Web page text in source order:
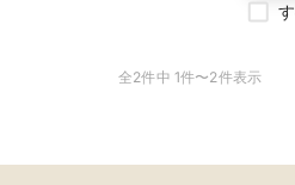
全2件中 1件〜2件表示